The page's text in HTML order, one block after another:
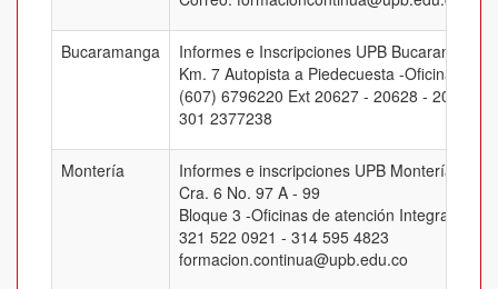
Bucaramanga
Informes e Inscripciones UPB Bucaramanga
Km. 7 Autopista a Piedecuesta -Oficina J-205
(607) 6796220 Ext 20627 - 20628 - 20629 -
301 2377238
Montería
Informes e inscripciones UPB Montería
Cra. 6 No. 97 A - 99
Bloque 3 -Oficinas de atención Integral
321 522 0921 - 314 595 4823
formacion.continua@upb.edu.co